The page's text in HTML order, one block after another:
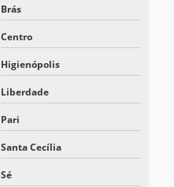
Brás
Centro
Higienópolis
Liberdade
Pari
Santa Cecília
Sé